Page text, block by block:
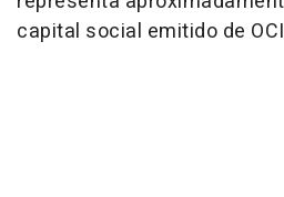
capital social emitido de